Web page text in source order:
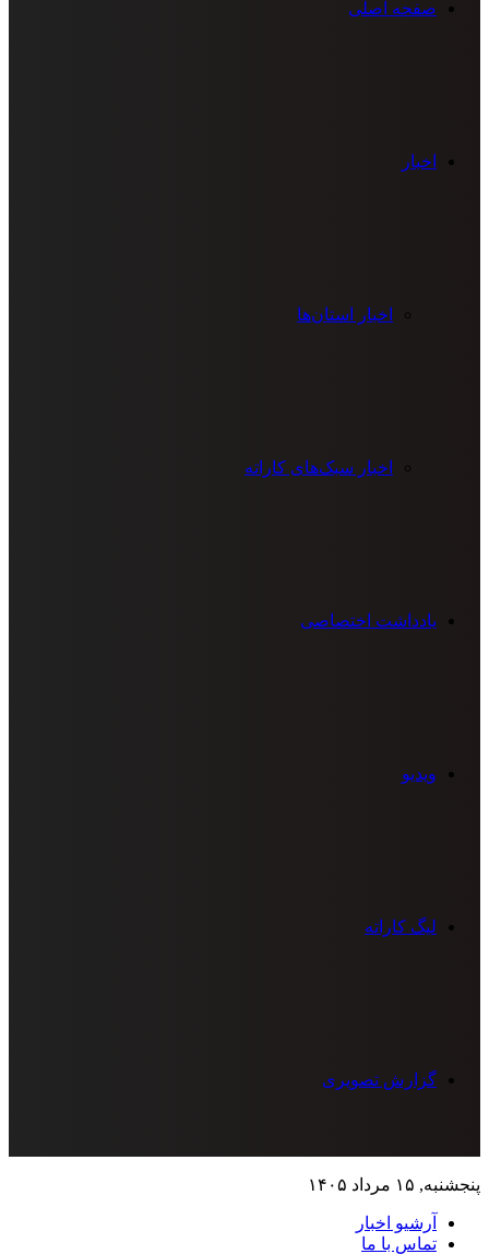
صفحه اصلی
اخبار
اخبار استان‌ها
اخبار سبک‌های کاراته
یادداشت اختصاصی
ویدیو
لیگ کاراته
گزارش تصویری
پنجشنبه, ۱۵ مرداد ۱۴۰۵
آرشیو اخبار
تماس‌ با‌ ما